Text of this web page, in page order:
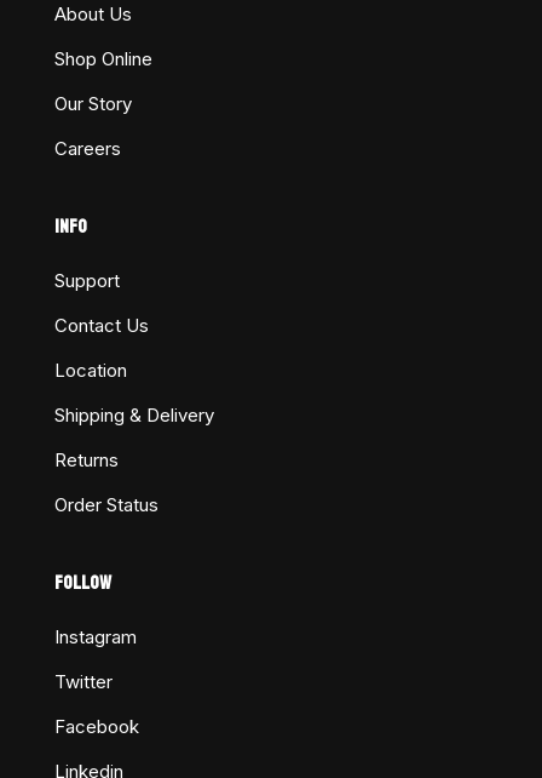
About Us
Shop Online
Our Story
Careers
INFO
Support
Contact Us
Location
Shipping & Delivery
Returns
Order Status
FOLLOW
Instagram
Twitter
Facebook
Linkedin